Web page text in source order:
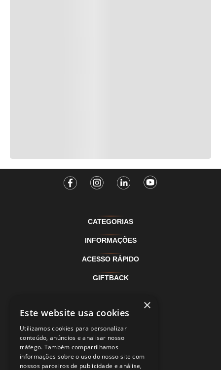
CATEGORIAS
INFORMAÇÕES
ACESSO RÁPIDO
GIFTBACK
FORMAS DE PAGAMENTO
SELOS DE SEGURANÇA
×
Este website usa cookies
Utilizamos cookies para personalizar
conteúdo, anúncios e analisar nosso
tráfego. Também compartilhamos
informações sobre o uso do nosso site com
nossos parceiros de publicidade e análise,